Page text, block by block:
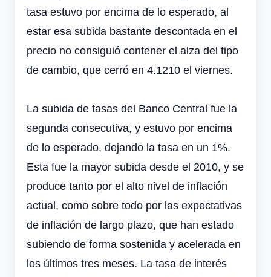
tasa estuvo por encima de lo esperado, al
estar esa subida bastante descontada en el
precio no consiguió contener el alza del tipo
de cambio, que cerró en 4.1210 el viernes.
La subida de tasas del Banco Central fue la
segunda consecutiva, y estuvo por encima
de lo esperado, dejando la tasa en un 1%.
Esta fue la mayor subida desde el 2010, y se
produce tanto por el alto nivel de inflación
actual, como sobre todo por las expectativas
de inflación de largo plazo, que han estado
subiendo de forma sostenida y acelerada en
los últimos tres meses. La tasa de interés